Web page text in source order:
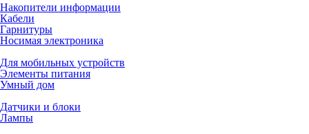
Накопители информации
Кабели
Гарнитуры
Носимая электроника
Для мобильных устройств
Элементы питания
Умный дом
Датчики и блоки
Лампы